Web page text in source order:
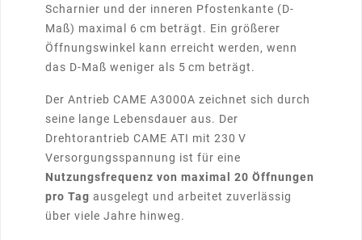
Scharnier und der inneren Pfostenkante (D-
Maß) maximal 6 cm beträgt. Ein größerer
Öffnungswinkel kann erreicht werden, wenn
das D-Maß weniger als 5 cm beträgt.
Der Antrieb CAME A3000A zeichnet sich durch
seine lange Lebensdauer aus. Der
Drehtorantrieb CAME ATI mit 230 V
Versorgungsspannung ist für eine
Nutzungsfrequenz von maximal 20 Öffnungen
pro Tag ausgelegt und arbeitet zuverlässig
über viele Jahre hinweg.